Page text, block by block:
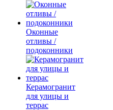
Оконные
отливы /
подоконники
Керамогранит
для улицы и
террас